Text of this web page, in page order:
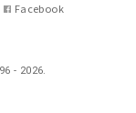
Facebook
- 2026.